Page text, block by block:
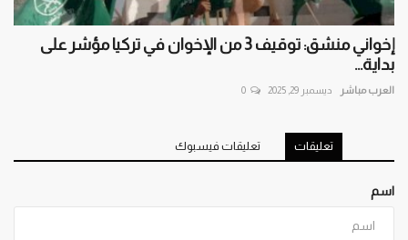
إخواني منشق: توقيف 3 من الإخوان في تركيا مؤشر على
بداية...
العرب مباشر ديسمبر 29, 2025 0
تعليقات تعليقات فيسبوك
اسم